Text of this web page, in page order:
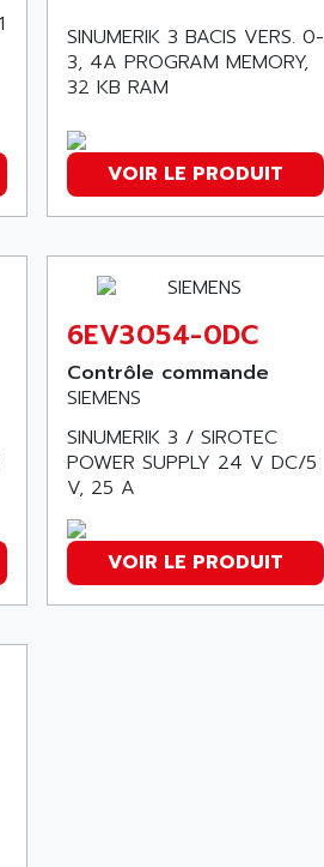
SINUMERIK 3 BACIS VERS. 0-
3, 4A PROGRAM MEMORY,
32 KB RAM
VOIR LE PRODUIT
6EV3054-0DC
Contrôle commande
SIEMENS
SINUMERIK 3 / SIROTEC
POWER SUPPLY 24 V DC/5
V, 25 A
VOIR LE PRODUIT